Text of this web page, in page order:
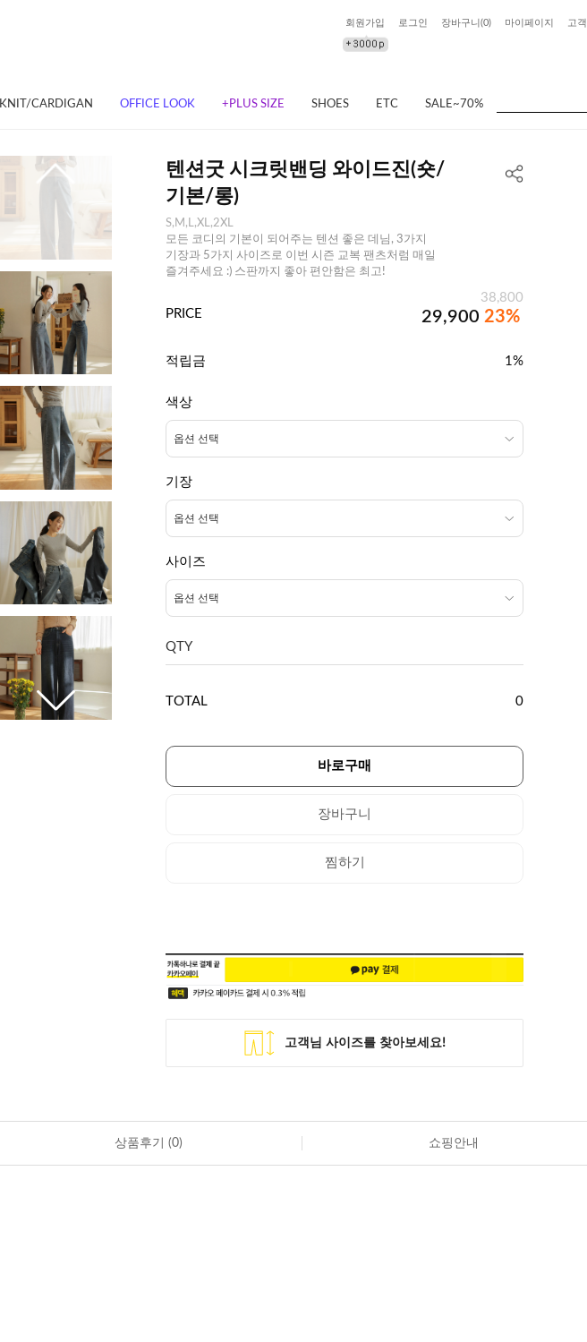
회원가입 로그인 장바구니(0) 마이페이지 고
KNIT/CARDIGAN OFFICE LOOK +PLUS SIZE SHOES ETC SALE~70%
텐션굿 시크릿밴딩 와이드진(숏/
기본/롱)
S,M,L,XL,2XL
모든 코디의 기본이 되어주는 텐션 좋은 데님, 3가지
기장과 5가지 사이즈로 이번 시즌 교복 팬츠처럼 매일
즐겨주세요 :) 스판까지 좋아 편안함은 최고!
38,800
PRICE
29,900 23%
적립금 1%
색상
기장
사이즈
QTY
TOTAL 0
바로구매
장바구니
찜하기
상품후기 (0) 쇼핑안내